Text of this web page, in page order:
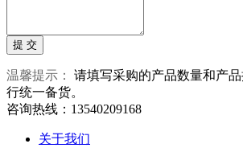
温馨提示： 请填写采购的产品数量和产
行统一备货。
咨询热线：13540209168
关于我们